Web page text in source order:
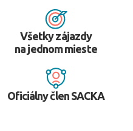
Všetky zájazdy
na jednom mieste
Oficiálny člen SACKA